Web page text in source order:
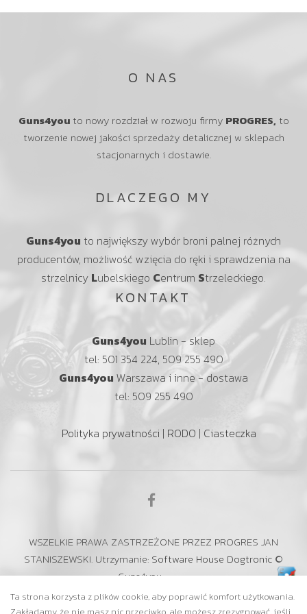
O NAS
Guns4you to nowy rozdział w rozwoju firmy PROGRES, to
tworzenie nowej jakości sprzedaży detalicznej w sklepach
stacjonarnych i dostawie.
DLACZEGO MY
Guns4you to największy wybór broni palnej różnych
producentów, możliwość wzięcia do ręki i sprawdzenia na
strzelnicy Lubelskiego Centrum Strzeleckiego.
KONTAKT
Guns4you Lublin - sklep
tel: 501 354 224, 509 255 490
Guns4you Warszawa i inne - dostawa
tel: 509 255 490
Polityka prywatności | RODO | Ciasteczka
WSZELKIE PRAWA ZASTRZEŻONE PRZEZ PROGRES JAN
STANISZEWSKI. Utrzymanie: Software House Dogtronic ©
Guns4you
Ta strona korzysta z plików cookie, aby poprawić komfort użytkowania.